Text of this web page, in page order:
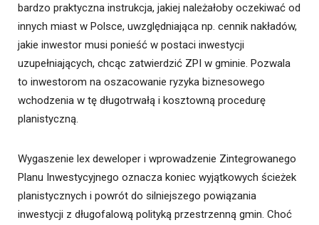
bardzo praktyczna instrukcja, jakiej należałoby oczekiwać od
innych miast w Polsce, uwzględniająca np. cennik nakładów,
jakie inwestor musi ponieść w postaci inwestycji
uzupełniających, chcąc zatwierdzić ZPI w gminie. Pozwala
to inwestorom na oszacowanie ryzyka biznesowego
wchodzenia w tę długotrwałą i kosztowną procedurę
planistyczną.
Wygaszenie lex deweloper i wprowadzenie Zintegrowanego
Planu Inwestycyjnego oznacza koniec wyjątkowych ścieżek
planistycznych i powrót do silniejszego powiązania
inwestycji z długofalową polityką przestrzenną gmin. Choć